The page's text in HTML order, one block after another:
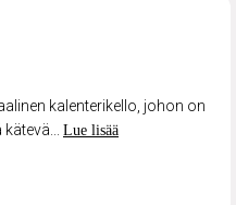
kalenterikello
kalenterikello, johon on
Lue lisää